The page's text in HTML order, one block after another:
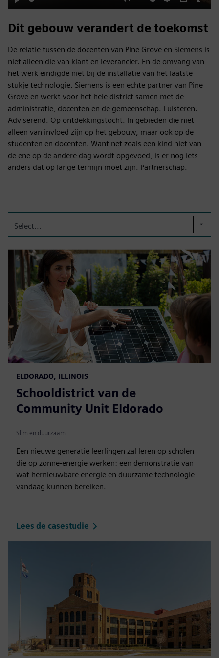
Play Mute Settings
PIP
Enter
Dit gebouw verandert de toekomst
De relatie tussen de docenten van Pine Grove en Siemens is
niet alleen die van klant en leverancier. En de omvang van
het werk eindigde niet bij de installatie van het laatste
stukje technologie. Siemens is een echte partner van Pine
Grove en werkt voor het hele district samen met de
administratie, docenten en de gemeenschap. Luisteren.
Adviserend. Op ontdekkingstocht. In gebieden die niet
alleen van invloed zijn op het gebouw, maar ook op de
studenten en docenten. Want net zoals een kind niet van
de ene op de andere dag wordt opgevoed, is er nog iets
anders dat op lange termijn moet zijn. Partnerschap.
Select...
ELDORADO, ILLINOIS
Schooldistrict van de
Community Unit Eldorado
Slim en duurzaam
Een nieuwe generatie leerlingen zal leren op scholen
die op zonne-energie werken: een demonstratie van
wat hernieuwbare energie en duurzame technologie
vandaag kunnen bereiken.
Lees de casestudie